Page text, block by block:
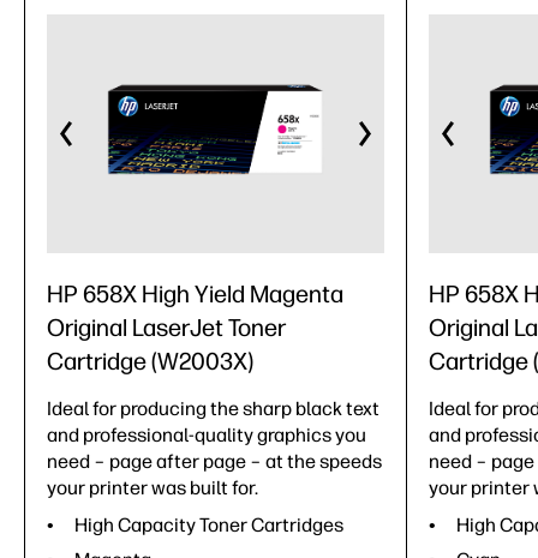
HP 658X High Yield Magenta
Original LaserJet Toner
Cartridge (W2003X)
Ideal for producing the sharp black text
and professional-quality graphics you
need – page after page – at the speeds
your printer was built for.
High Capacity Toner Cartridges
HP 658X
Original
Cartridge
Ideal for
and
need –
your printer
High